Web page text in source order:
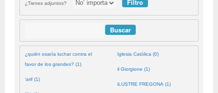
¿Tienes adjuntos?
¿quién osaría luchar contra el
favor de los grandes? (1)
'arif (1)
Iglesia Católica (0)
il Giorgione (1)
iLUSTRE FREGONA (1)